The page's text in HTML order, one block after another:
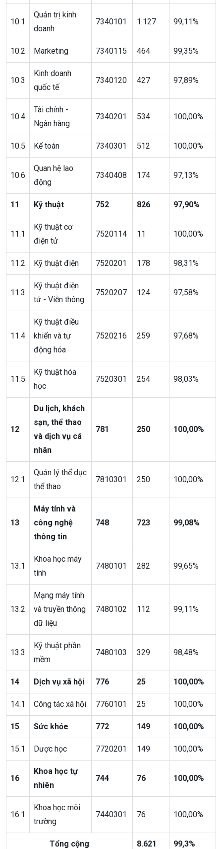
10.1
Quản trị kinh
doanh
7340101 1.127 99,11%
10.2 Marketing 7340115 464 99,35%
10.3
Kinh doanh
quốc tế
7340120 427 97,89%
10.4
Tài chính -
Ngân hàng
7340201 534 100,00%
10.5 Kế toán 7340301 512 100,00%
10.6
Quan hệ lao
động
7340408 174 97,13%
11 Kỹ thuật 752 826 97,90%
11.1
Kỹ thuật cơ
điện tử
7520114 11 100,00%
11.2 Kỹ thuật điện 7520201 178 98,31%
11.3
Kỹ thuật điện
tử - Viễn thông
7520207 124 97,58%
11.4
Kỹ thuật điều
khiển và tự
động hóa
7520216 259 97,68%
11.5
Kỹ thuật hóa
học
7520301 254 98,03%
12
Du lịch, khách
sạn, thể thao
và dịch vụ cá
nhân
781 250 100,00%
12.1
Quản lý thể dục
thể thao
7810301 250 100,00%
13
Máy tính và
công nghệ
thông tin
748 723 99,08%
13.1
Khoa học máy
tính
7480101 282 99,65%
13.2
Mạng máy tính
và truyền thông
dữ liệu
7480102 112 99,11%
13.3
Kỹ thuật phần
mềm
7480103 329 98,48%
14 Dịch vụ xã hội 776 25 100,00%
14.1 Công tác xã hội 7760101 25 100,00%
15 Sức khỏe 772 149 100,00%
15.1 Dược học 7720201 149 100,00%
16
Khoa học tự
nhiên
744 76 100,00%
16.1
Khoa học môi
trường
7440301 76 100,00%
Tổng cộng 8.621 99,3%